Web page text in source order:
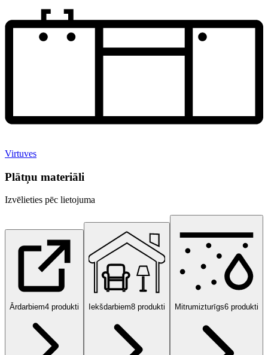
Virtuves
Plātņu materiāli
Izvēlieties pēc lietojuma
Ārdarbiem4 produkti Iekšdarbiem8 produkti Mitrumizturīgs6 produkti